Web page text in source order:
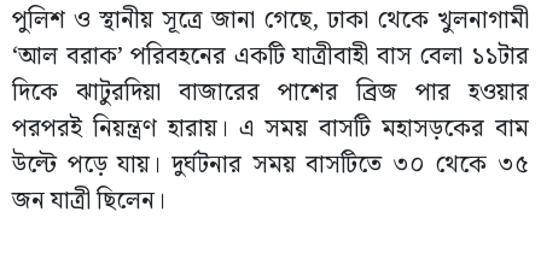
পুলিশ ও স্থানীয় সূত্রে জানা গেছে, ঢাকা থেকে খুলনাগামী
‘আল বরাক’ পরিবহনের একটি যাত্রীবাহী বাস বেলা ১১টার
দিকে ঝাটুরদিয়া বাজারের পাশের ব্রিজ পার হওয়ার
পরপরই নিয়ন্ত্রণ হারায়। এ সময় বাসটি মহাসড়কের বাম
উল্টে পড়ে যায়। দুর্ঘটনার সময় বাসটিতে ৩০ থেকে ৩৫
জন যাত্রী ছিলেন।